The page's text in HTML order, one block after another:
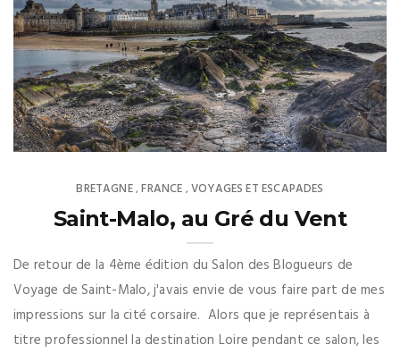
BRETAGNE,FRANCE ,VOYAGES ET ESCAPADES
Saint-Malo, au Gré du Vent
De retour de la 4ème édition du Salon des Blogueurs de
Voyage de Saint-Malo, j'avais envie de vous faire part de mes
impressions sur la cité corsaire. Alors que je représentais à
titre professionnel la destination Loire pendant ce salon, les